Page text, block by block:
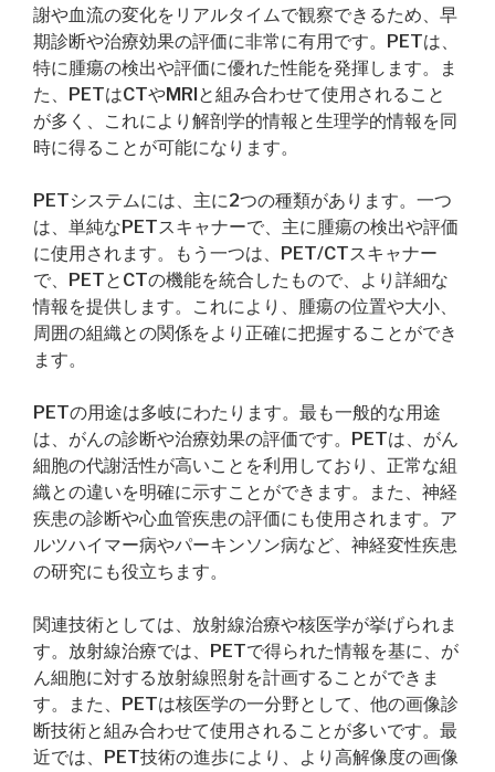
謝や血流の変化をリアルタイムで観察できるため、早
期診断や治療効果の評価に非常に有用です。PETは、
特に腫瘍の検出や評価に優れた性能を発揮します。ま
た、PETはCTやMRIと組み合わせて使用されること
が多く、これにより解剖学的情報と生理学的情報を同
時に得ることが可能になります。
PETシステムには、主に2つの種類があります。一つ
は、単純なPETスキャナーで、主に腫瘍の検出や評価
に使用されます。もう一つは、PET/CTスキャナー
で、PETとCTの機能を統合したもので、より詳細な
情報を提供します。これにより、腫瘍の位置や大小、
周囲の組織との関係をより正確に把握することができ
ます。
PETの用途は多岐にわたります。最も一般的な用途
は、がんの診断や治療効果の評価です。PETは、がん
細胞の代謝活性が高いことを利用しており、正常な組
織との違いを明確に示すことができます。また、神経
疾患の診断や心血管疾患の評価にも使用されます。ア
ルツハイマー病やパーキンソン病など、神経変性疾患
の研究にも役立ちます。
関連技術としては、放射線治療や核医学が挙げられま
す。放射線治療では、PETで得られた情報を基に、が
ん細胞に対する放射線照射を計画することができま
す。また、PETは核医学の一分野として、他の画像診
断技術と組み合わせて使用されることが多いです。最
近では、PET技術の進歩により、より高解像度の画像